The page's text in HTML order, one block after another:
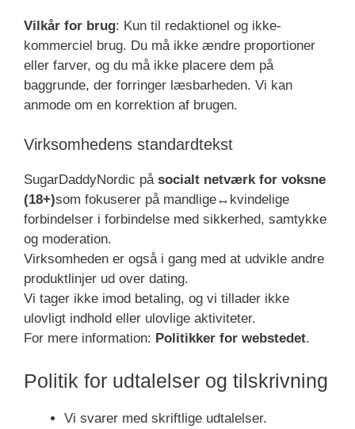
Vilkår for brug: Kun til redaktionel og ikke-
kommerciel brug. Du må ikke ændre proportioner
eller farver, og du må ikke placere dem på
baggrunde, der forringer læsbarheden. Vi kan
anmode om en korrektion af brugen.
Virksomhedens standardtekst
SugarDaddyNordic på socialt netværk for voksne
(18+)som fokuserer på mandlige↔kvindelige
forbindelser i forbindelse med sikkerhed, samtykke
og moderation.
Virksomheden er også i gang med at udvikle andre
produktlinjer ud over dating.
Vi tager ikke imod betaling, og vi tillader ikke
ulovligt indhold eller ulovlige aktiviteter.
For mere information: Politikker for webstedet.
Politik for udtalelser og tilskrivning
Vi svarer med skriftlige udtalelser.